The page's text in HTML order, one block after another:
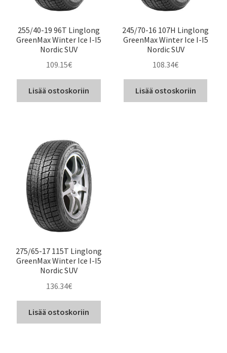
255/40-19 96T Linglong
GreenMax Winter Ice I-I5
Nordic SUV
109.15€
Lisää ostoskoriin
245/70-16 107H Linglong
GreenMax Winter Ice I-I5
Nordic SUV
108.34€
Lisää ostoskoriin
275/65-17 115T Linglong
GreenMax Winter Ice I-I5
Nordic SUV
136.34€
Lisää ostoskoriin